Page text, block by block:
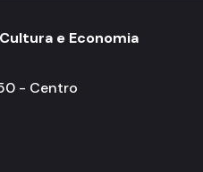
e Economia
- Centro